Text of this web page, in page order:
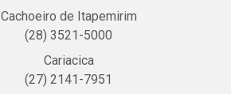
Cachoeiro de Itapemirim
(28) 3521-5000
Cariacica
(27) 2141-7951